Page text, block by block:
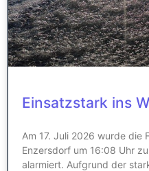
Einsatzstark ins
Am 17. Juli 2026 wurde die
Enzersdorf um 16:08 Uhr
alarmiert. Aufgrund der